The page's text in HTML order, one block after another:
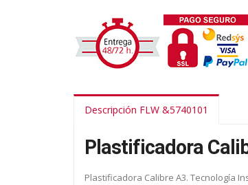
Descripción FLW &5740101
Plastificadora
Plastificadora Calibre A3. Tecnología